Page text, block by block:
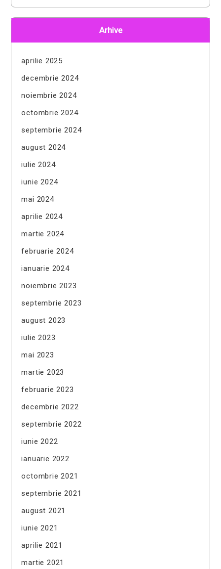
Arhive
aprilie 2025
decembrie 2024
noiembrie 2024
octombrie 2024
septembrie 2024
august 2024
iulie 2024
iunie 2024
mai 2024
aprilie 2024
martie 2024
februarie 2024
ianuarie 2024
noiembrie 2023
septembrie 2023
august 2023
iulie 2023
mai 2023
martie 2023
februarie 2023
decembrie 2022
septembrie 2022
iunie 2022
ianuarie 2022
octombrie 2021
septembrie 2021
august 2021
iunie 2021
aprilie 2021
martie 2021